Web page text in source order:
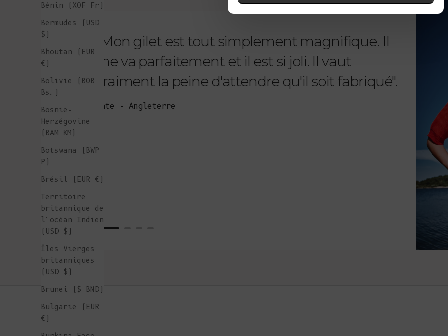
Bénin (XOF Fr)
Bermudes (USD
$)
Bhoutan (EUR
€)
Bolivie (BOB
Bs.)
Bosnie-
Herzégovine
(BAM КМ)
Botswana (BWP
P)
Brésil (EUR €)
Territoire
britannique de
l'océan Indien
(USD $)
Îles Vierges
britanniques
(USD $)
Brunei ($ BND)
Bulgarie (EUR
€)
"Mon gilet est tout simplement magnifique. Il
me va parfaitement et il est si joli. Il vaut
vraiment la peine d'attendre qu'il soit fabriqué".
Kate - Angleterre
reçu
vos
Vanessa -